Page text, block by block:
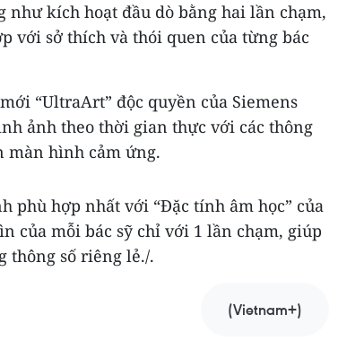
kích hoạt đầu dò bằng hai lần chạm,
với sở thích và thói quen của từng bác
“UltraArt” độc quyền của Siemens
ảnh theo thời gian thực với các thông
màn hình cảm ứng.
phù hợp nhất với “Đặc tính âm học” của
của mỗi bác sỹ chỉ với 1 lần chạm, giúp
số riêng lẻ./.
(Vietnam+)